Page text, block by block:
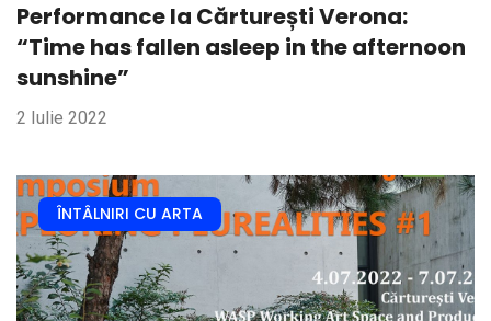
Performance la Cărturești Verona:
“Time has fallen asleep in the afternoon
sunshine”
2 Iulie 2022
ÎNTÂLNIRI CU ARTA